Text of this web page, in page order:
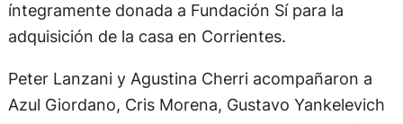
íntegramente donada a Fundación Sí para la
adquisición de la casa en Corrientes.
Peter Lanzani y Agustina Cherri acompañaron a
Azul Giordano, Cris Morena, Gustavo Yankelevich